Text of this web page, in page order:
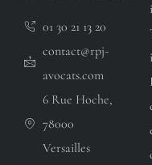
01 30 21 13 20
contact@rpj-
avocats.com
6 Rue Hoche,
78000
Versailles